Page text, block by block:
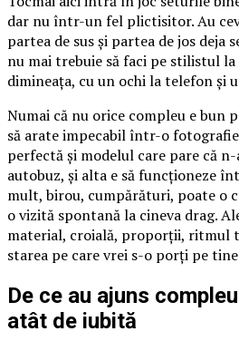
dar nu într-un fel plictisitor. Au
partea de sus și partea de jos deja
nu mai trebuie să faci pe stilistul
dimineața, cu un ochi la telefon și
Numai că nu orice compleu e bun
să arate impecabil într-o
perfectă și modelul care pare că
autobuz, și alta e să funcționeze
mult, birou, cumpărături, poate o
o vizită spontană la cineva drag.
material, croială, proporții, ritmul
starea pe care vrei s-o porți pe
De ce au ajuns
atât de iubită